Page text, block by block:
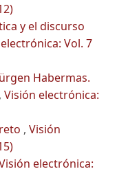
y el discurso
Vol. 7
Habermas.
, Visión electrónica:
, Visión
electrónica: